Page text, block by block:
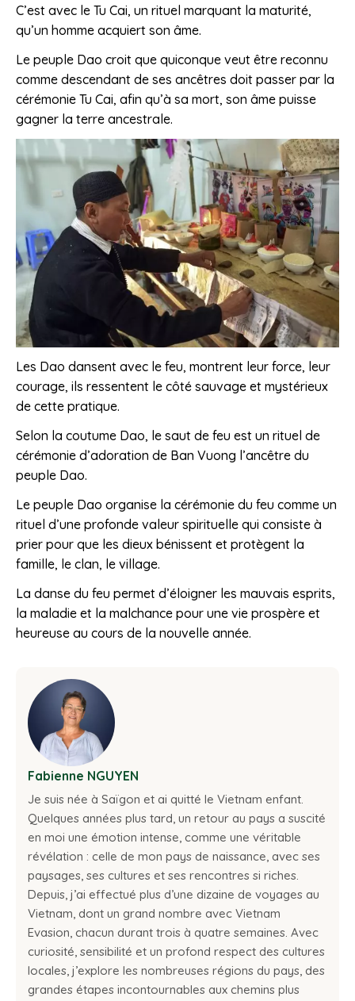
C’est avec le Tu Cai, un rituel marquant la maturité,
qu’un homme acquiert son âme.
Le peuple Dao croit que quiconque veut être reconnu
comme descendant de ses ancêtres doit passer par la
cérémonie Tu Cai, afin qu’à sa mort, son âme puisse
gagner la terre ancestrale.
Les Dao dansent avec le feu, montrent leur force, leur
courage, ils ressentent le côté sauvage et mystérieux
de cette pratique.
Selon la coutume Dao, le saut de feu est un rituel de
cérémonie d’adoration de Ban Vuong l’ancêtre du
peuple Dao.
Le peuple Dao organise la cérémonie du feu comme un
rituel d’une profonde valeur spirituelle qui consiste à
prier pour que les dieux bénissent et protègent la
famille, le clan, le village.
La danse du feu permet d’éloigner les mauvais esprits,
la maladie et la malchance pour une vie prospère et
heureuse au cours de la nouvelle année.
Fabienne NGUYEN
Je suis née à Saïgon et ai quitté le Vietnam enfant.
Quelques années plus tard, un retour au pays a suscité
en moi une émotion intense, comme une véritable
révélation : celle de mon pays de naissance, avec ses
paysages, ses cultures et ses rencontres si riches.
Depuis, j’ai effectué plus d’une dizaine de voyages au
Vietnam, dont un grand nombre avec Vietnam
Evasion, chacun durant trois à quatre semaines. Avec
curiosité, sensibilité et un profond respect des cultures
locales, j’explore les nombreuses régions du pays, des
grandes étapes incontournables aux chemins plus